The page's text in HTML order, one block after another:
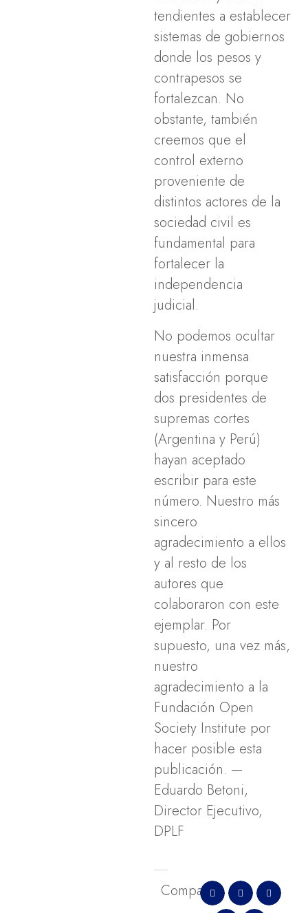
tendientes a establecer
sistemas de gobiernos
donde los pesos y
contrapesos se
fortalezcan. No
obstante, también
creemos que el
control externo
proveniente de
distintos actores de la
sociedad civil es
fundamental para
fortalecer la
independencia
judicial.
No podemos ocultar
nuestra inmensa
satisfacción porque
dos presidentes de
supremas cortes
(Argentina y Perú)
hayan aceptado
escribir para este
número. Nuestro más
sincero
agradecimiento a ellos
y al resto de los
autores que
colaboraron con este
ejemplar. Por
supuesto, una vez más,
nuestro
agradecimiento a la
Fundación Open
Society Institute por
hacer posible esta
publicación. —
Eduardo Betoni,
Director Ejecutivo,
DPLF
Comparte